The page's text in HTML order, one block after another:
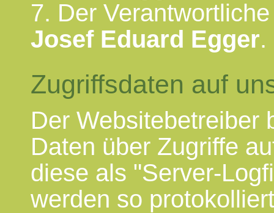
7. Der
Josef Eduard Egger.
Zugriffsdaten auf
Der Websitebetreiber
Daten über Zugriffe
diese als "Server-
werden so